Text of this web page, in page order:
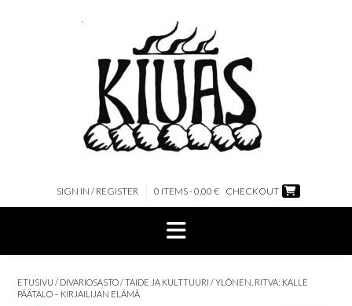
SIGN IN / REGISTER 0 ITEMS - 0,00 € CHECKOUT
ETUSIVU / DIVARIOSASTO/TAIDE JA KULTTUURI / YLÖNEN, RITVA: KALLE
PÄÄTALO – KIRJAILIJAN ELÄMÄ